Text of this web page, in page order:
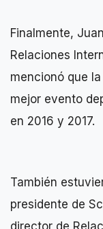
Finalmente,
Relaciones
mencionó que
mejor evento
en 2016 y 2017.
También
presidente de